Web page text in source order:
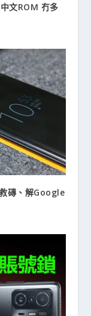
文ROM 冇多
磚、解Google